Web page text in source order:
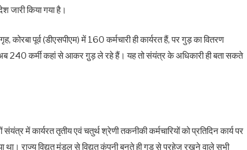
जारी किया गया है।
कोरबा पूर्व (डीएसपीएम) में 160 कर्मचारी ही कार्यरत हैं, पर गुड़ का वितरण
अब 240 कर्मी कहां से आकर गु़ड़ ले रहे हैं। यह तो संयंत्र के अधिकारी ही बता सकते
में कार्यरत तृतीय एवं चतुर्थ श्रेणी तकनीकी कर्मचारियों को प्रतिदिन कार्य पर
था। राज्य विद्युत मंडल से विद्युत कंपनी बनते ही गुड़ से परहेज रखने वाले सभी